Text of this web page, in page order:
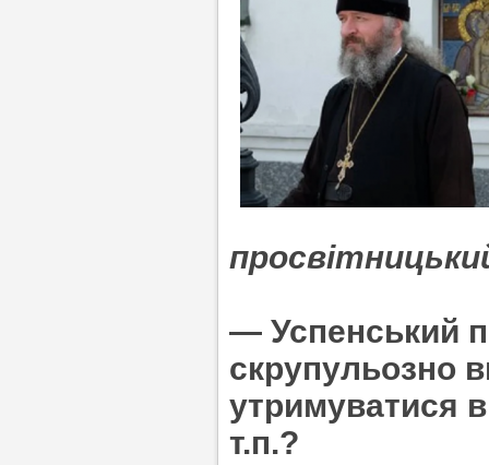
— Успенський
скрупульозно
утримуватися
т.п.?